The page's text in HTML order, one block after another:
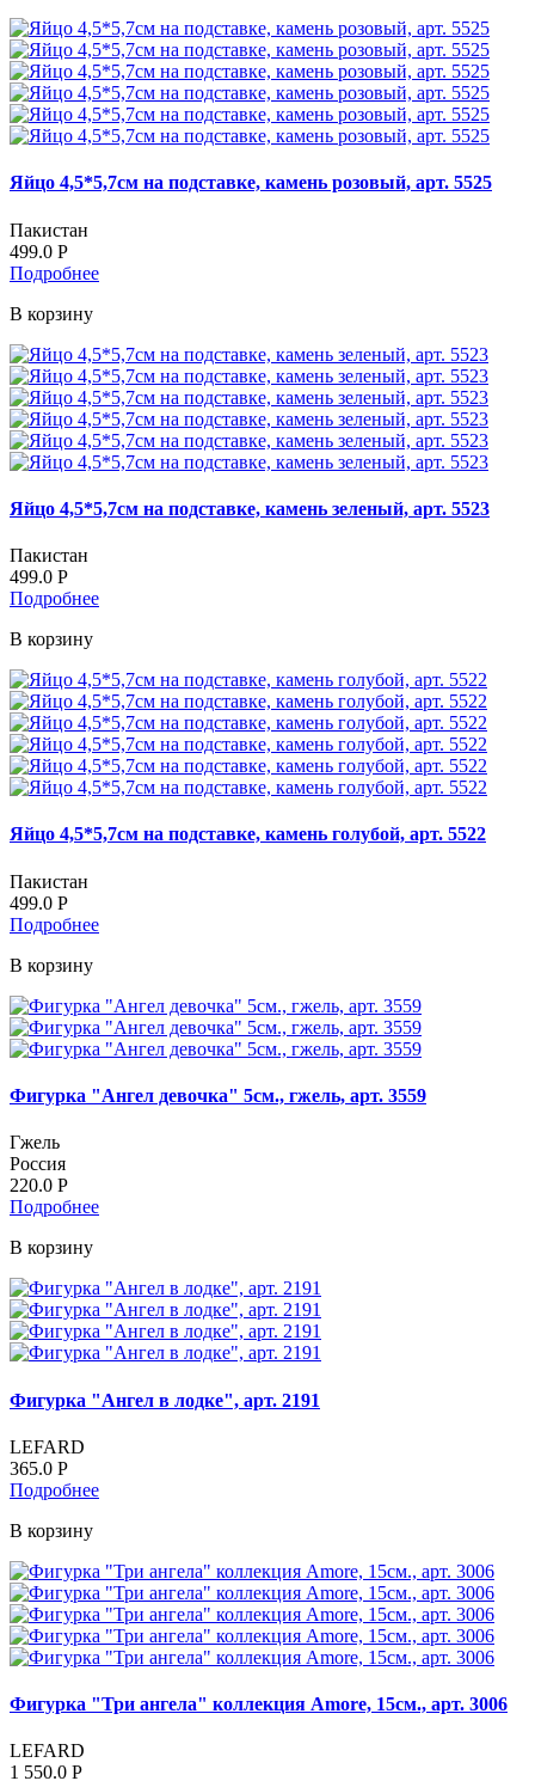
Яйцо 4,5*5,7см на подставке, камень розовый, арт. 5525
Пакистан
499.0 Р
Подробнее
В корзину
Яйцо 4,5*5,7см на подставке, камень зеленый, арт. 5523
Пакистан
499.0 Р
Подробнее
В корзину
Яйцо 4,5*5,7см на подставке, камень голубой, арт. 5522
Пакистан
499.0 Р
Подробнее
В корзину
Фигурка "Ангел девочка" 5см., гжель, арт. 3559
Гжель
Россия
220.0 Р
Подробнее
В корзину
Фигурка "Ангел в лодке", арт. 2191
LEFARD
365.0 Р
Подробнее
В корзину
Фигурка "Три ангела" коллекция Amore, 15см., арт. 3006
LEFARD
1 550.0 Р